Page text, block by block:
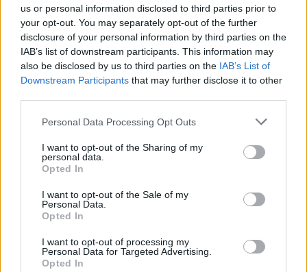
us or personal information disclosed to third parties prior to
your opt-out. You may separately opt-out of the further
disclosure of your personal information by third parties on the
IAB’s list of downstream participants. This information may
also be disclosed by us to third parties on the IAB’s List of
Downstream Participants that may further disclose it to other
Personal Data Processing Opt Outs
I want to opt-out of the Sharing of my
personal data.
Opted In
I want to opt-out of the Sale of my
Personal Data.
Opted In
I want to opt-out of processing my
Personal Data for Targeted Advertising.
Opted In
Η Chery επενδύει 75 εκατ. δολάρια στην KG Mobility
Το FIAT 500 Hybrid τώρα από
18.990 ευρώ
Ατρόμητος και Novibet
συνεχίζουν μαζί: Ανανέωση της
συνεργασίας τους μέχρι το
18η συνεχόμενη χρονιά για τον ΟΤΕ στη διεθνή σειρά δεικτών
FTSE4Good
Alpha Bank: Για πρώτη φορά το Αρχαίο Θέατρο Επιδαύρου άνοιξε τις